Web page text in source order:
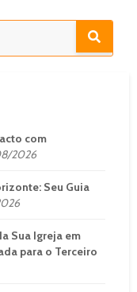
com
2026
Seu Guia
Sua Igreja em
para o Terceiro